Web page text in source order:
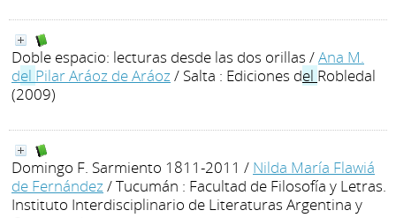
Doble espacio: lecturas desde las dos orillas /Ana M.
del Pilar Aráoz de Aráoz/ Salta : Ediciones del Robledal
(2009)
Domingo F. Sarmiento 1811-2011 / Nilda María Flawiá
de Fernández/ Tucumán : Facultad de Filosofía y Letras.
Instituto Interdisciplinario de Literaturas Argentina y